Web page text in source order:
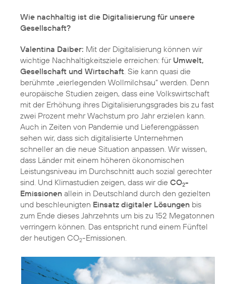
Wie nachhaltig ist die Digitalisierung für unsere
Gesellschaft?
Valentina Daiber: Mit der Digitalisierung können wir
wichtige Nachhaltigkeitsziele erreichen: für Umwelt,
Gesellschaft und Wirtschaft . Sie kann quasi die
berühmte „eierlegenden Wollmilchsau“ werden. Denn
europäische Studien zeigen, dass eine Volkswirtschaft
mit der Erhöhung ihres Digitalisierungsgrades bis zu fast
zwei Prozent mehr Wachstum pro Jahr erzielen kann.
Auch in Zeiten von Pandemie und Lieferengpässen
sehen wir, dass sich digitalisierte Unternehmen
schneller an die neue Situation anpassen. Wir wissen,
dass Länder mit einem höheren ökonomischen
Leistungsniveau im Durchschnitt auch sozial gerechter
sind. Und Klimastudien zeigen, dass wir die CO2-
Emissionen allein in Deutschland durch den gezielten
und beschleunigten Einsatz digitaler Lösungen bis
zum Ende dieses Jahrzehnts um bis zu 152 Megatonnen
verringern können. Das entspricht rund einem Fünftel
der heutigen CO2-Emissionen.